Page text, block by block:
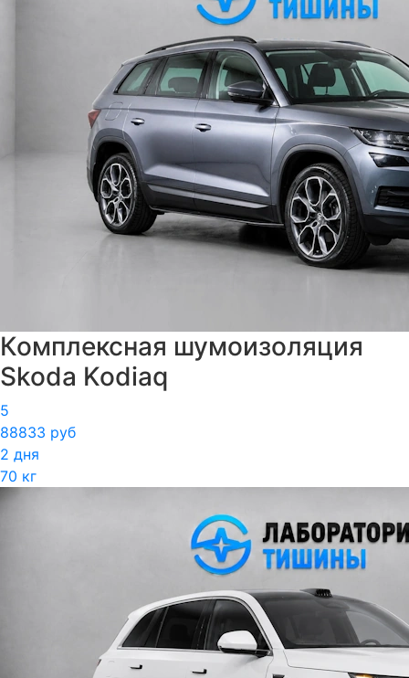
Комплексная шумоизоляция
Skoda Kodiaq
5
88833 руб
2 дня
70 кг